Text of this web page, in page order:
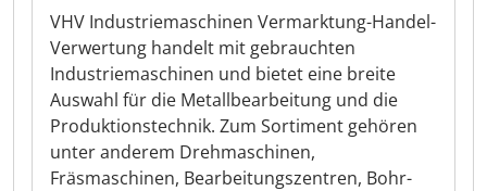
VHV Industriemaschinen Vermarktung-Handel-
Verwertung handelt mit gebrauchten
Industriemaschinen und bietet eine breite
Auswahl für die Metallbearbeitung und die
Produktionstechnik. Zum Sortiment gehören
unter anderem Drehmaschinen,
Fräsmaschinen, Bearbeitungszentren, Bohr-